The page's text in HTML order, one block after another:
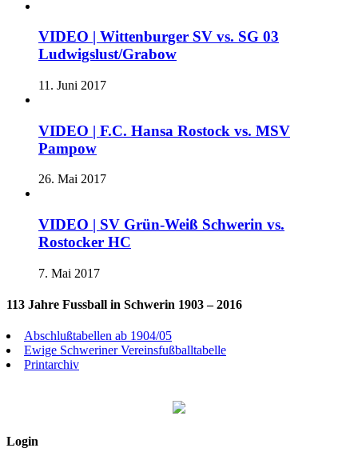
VIDEO | Wittenburger SV vs. SG 03
Ludwigslust/Grabow
11. Juni 2017
VIDEO | F.C. Hansa Rostock vs. MSV
Pampow
26. Mai 2017
VIDEO | SV Grün-Weiß Schwerin vs.
Rostocker HC
7. Mai 2017
113 Jahre Fussball in Schwerin 1903 – 2016
Abschlußtabellen ab 1904/05
Ewige Schweriner Vereinsfußballtabelle
Printarchiv
Login